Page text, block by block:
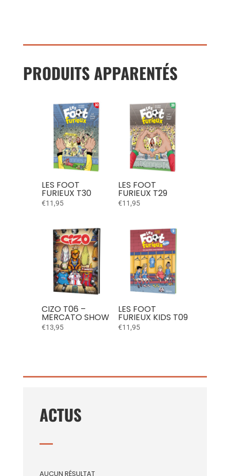
PRODUITS APPARENTÉS
LES FOOT
FURIEUX T30
€11,95
LES FOOT
FURIEUX T29
€11,95
CIZO T06 –
MERCATO SHOW
€13,95
LES FOOT
FURIEUX KIDS T09
€11,95
ACTUS
AUCUN RÉSULTAT